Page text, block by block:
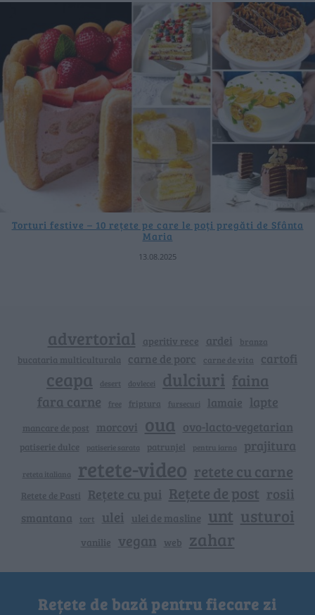
Torturi festive – 10 rețete pe care le poți pregăti de Sfânta
Maria
13.08.2025
advertorial aperitiv rece ardei branza
bucataria multiculturala carne de porc carne de vita cartofi
ceapa desert dovlecei dulciuri faina
fara carne free friptura fursecuri lamaie lapte
mancare de post morcovi oua ovo-lacto-vegetarian
patiserie dulce patiserie sarata patrunjel pentru iarna prajitura
reteta italiana retete-video retete cu carne
Retete de Pasti Rețete cu pui Rețete de post rosii
smantana tort ulei ulei de masline unt usturoi
vanilie vegan web zahar
Rețete de bază pentru fiecare zi